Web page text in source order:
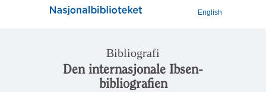
English
Bibliografi
Den internasjonale Ibsen-
bibliografien